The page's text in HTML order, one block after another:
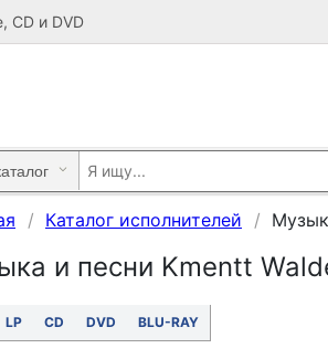
CD и DVD
Каталог исполнителей
и песни Kmentt
LP CD DVD BLU-RAY